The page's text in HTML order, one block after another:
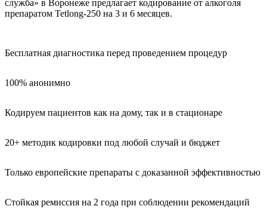
служба» в Воронеже предлагает кодирование от алкоголя
препаратом Tetlong-250 на 3 и 6 месяцев.
Бесплатная диагностика перед проведением процедур
100% анонимно
Кодируем пациентов как на дому, так и в стационаре
20+ методик кодировки под любой случай и бюджет
Только европейские препараты с доказанной эффективностью
Стойкая ремиссия на 2 года при соблюдении рекомендаций